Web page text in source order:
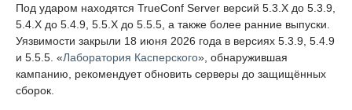
Под ударом находятся TrueConf Server версий 5.3.X до 5.3.9,
5.4.X до 5.4.9, 5.5.X до 5.5.5, а также более ранние выпуски.
Уязвимости закрыли 18 июня 2026 года в версиях 5.3.9, 5.4.9
и 5.5.5. «Лаборатория Касперского», обнаружившая
кампанию, рекомендует обновить серверы до защищённых
сборок.